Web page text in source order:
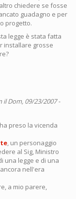
chiedere se fosse
guadagno e per
progetto.
legge è stata fatta
installare grosse
il Dom, 09/23/2007 -
preso la vicenda
, un personaggio
al Sig, Ministro
una legge e di una
nell'era
a mio parere,